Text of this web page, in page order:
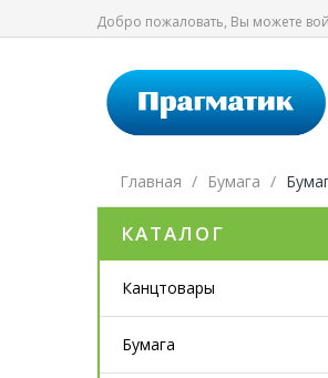
Добро пожаловать, Вы можете
Главная Бумага
КАТАЛОГ
Канцтовары
Бумага